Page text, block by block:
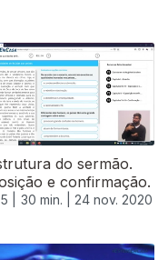
do sermão.
e confirmação.
| 30 min. | 24 nov. 2020